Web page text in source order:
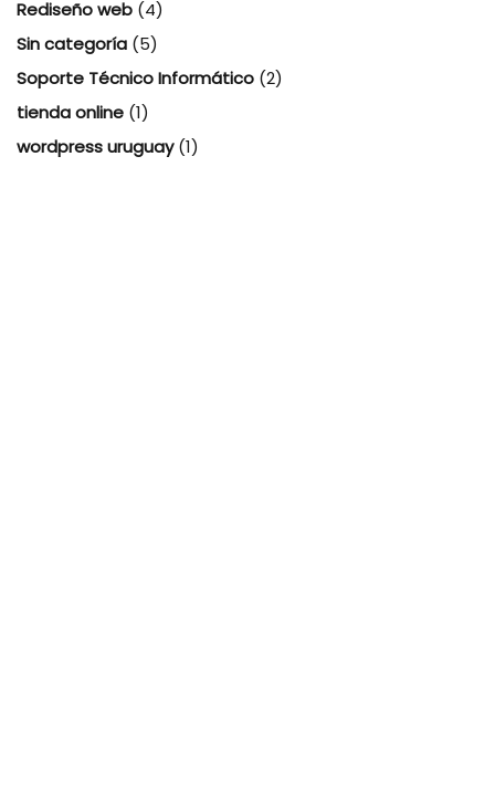
Rediseño web (4)
Sin categoría (5)
Soporte Técnico Informático (2)
tienda online (1)
wordpress uruguay(1)